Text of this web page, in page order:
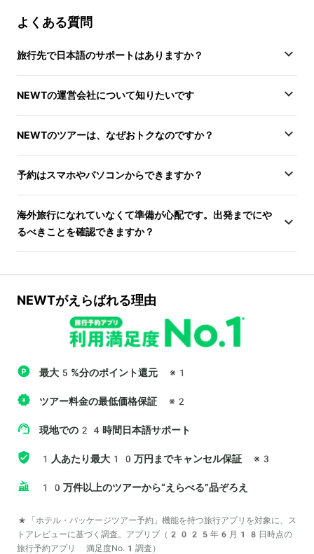
よくある質問
旅行先で日本語のサポートはありますか？
NEWTの運営会社について知りたいです
NEWTのツアーは、なぜおトクなのですか？
予約はスマホやパソコンからできますか？
海外旅行になれていなくて準備が心配です。出発までにや
るべきことを確認できますか？
NEWTがえらばれる理由
最大5%分のポイント還元 ※1
ツアー料金の最低価格保証 ※2
現地での24時間日本語サポート
1人あたり最大10万円までキャンセル保証 ※3
10万件以上のツアーから“えらべる”品ぞろえ
*「ホテル・パッケージツアー予約」機能を持つ旅行アプリを対象に、ス
トアレビューに基づく調査。アプリブ（2025年6月18日時点の
旅行予約アプリ 満足度No.1調査）